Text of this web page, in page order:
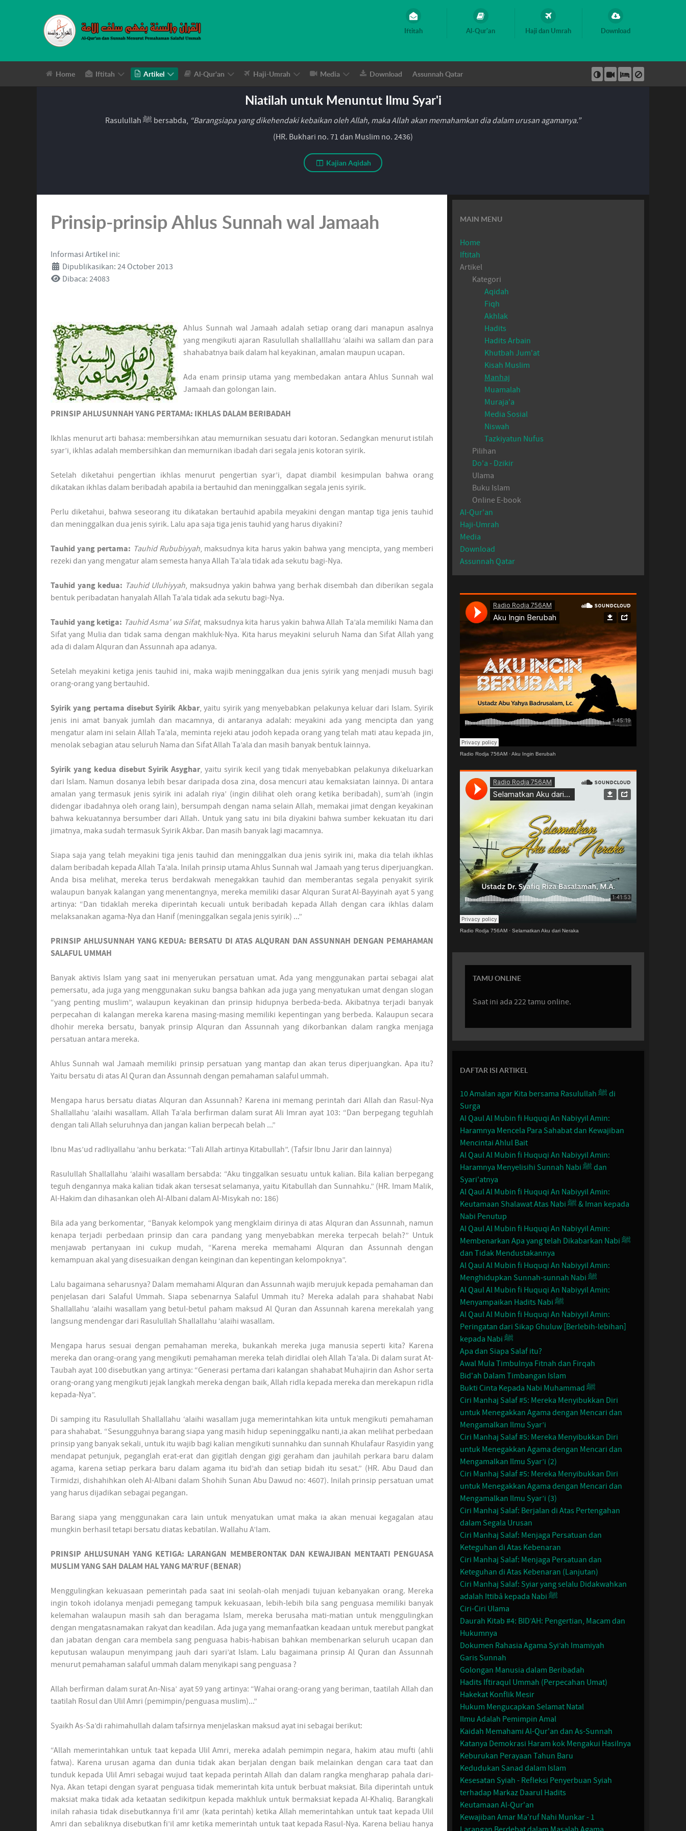
Iftitah Al-Qur'an Haji dan Umrah Download
Home Iftitah Artikel Al-Qur'an Haji-Umrah Media Download Assunnah Qatar
Niatilah untuk Menuntut Ilmu Syar'i
Rasulullah ﷺ bersabda, “Barangsiapa yang dikehendaki kebaikan oleh Allah, maka Allah akan memahamkan dia dalam urusan agamanya.”
(HR. Bukhari no. 71 dan Muslim no. 2436)
Kajian Aqidah
Prinsip-prinsip Ahlus Sunnah wal Jamaah
Informasi Artikel ini:
Dipublikasikan: 24 October 2013
Dibaca: 24083
Ahlus Sunnah wal Jamaah adalah setiap orang dari manapun asalnya
yang mengikuti ajaran Rasulullah shallalllahu ‘alaihi wa sallam dan para
shahabatnya baik dalam hal keyakinan, amalan maupun ucapan.
Ada enam prinsip utama yang membedakan antara Ahlus Sunnah wal
Jamaah dan golongan lain.
PRINSIP AHLUSUNNAH YANG PERTAMA: IKHLAS DALAM BERIBADAH
Ikhlas menurut arti bahasa: membersihkan atau memurnikan sesuatu dari kotoran. Sedangkan menurut istilah
syar’i, ikhlas adalah membersihkan dan memurnikan ibadah dari segala jenis kotoran syirik.
Setelah diketahui pengertian ikhlas menurut pengertian syar’i, dapat diambil kesimpulan bahwa orang
dikatakan ikhlas dalam beribadah apabila ia bertauhid dan meninggalkan segala jenis syirik.
Perlu diketahui, bahwa seseorang itu dikatakan bertauhid apabila meyakini dengan mantap tiga jenis tauhid
dan meninggalkan dua jenis syirik. Lalu apa saja tiga jenis tauhid yang harus diyakini?
Tauhid yang pertama: Tauhid Rububiyyah, maksudnya kita harus yakin bahwa yang mencipta, yang memberi
rezeki dan yang mengatur alam semesta hanya Allah Ta’ala tidak ada sekutu bagi-Nya.
Tauhid yang kedua: Tauhid Uluhiyyah, maksudnya yakin bahwa yang berhak disembah dan diberikan segala
bentuk peribadatan hanyalah Allah Ta’ala tidak ada sekutu bagi-Nya.
Tauhid yang ketiga: Tauhid Asma’ wa Sifat, maksudnya kita harus yakin bahwa Allah Ta’ala memiliki Nama dan
Sifat yang Mulia dan tidak sama dengan makhluk-Nya. Kita harus meyakini seluruh Nama dan Sifat Allah yang
ada di dalam Alquran dan Assunnah apa adanya.
Setelah meyakini ketiga jenis tauhid ini, maka wajib meninggalkan dua jenis syirik yang menjadi musuh bagi
orang-orang yang bertauhid.
Syirik yang pertama disebut Syirik Akbar, yaitu syirik yang menyebabkan pelakunya keluar dari Islam. Syirik
jenis ini amat banyak jumlah dan macamnya, di antaranya adalah: meyakini ada yang mencipta dan yang
mengatur alam ini selain Allah Ta’ala, meminta rejeki atau jodoh kepada orang yang telah mati atau kepada jin,
menolak sebagian atau seluruh Nama dan Sifat Allah Ta’ala dan masih banyak bentuk lainnya.
Syirik yang kedua disebut Syirik Asyghar, yaitu syirik kecil yang tidak menyebabkan pelakunya dikeluarkan
dari Islam. Namun dosanya lebih besar daripada dosa zina, dosa mencuri atau kemaksiatan lainnya. Di antara
amalan yang termasuk jenis syirik ini adalah riya’ (ingin dilihat oleh orang ketika beribadah), sum’ah (ingin
didengar ibadahnya oleh orang lain), bersumpah dengan nama selain Allah, memakai jimat dengan keyakinan
bahwa kekuatannya bersumber dari Allah. Untuk yang satu ini bila diyakini bahwa sumber kekuatan itu dari
jimatnya, maka sudah termasuk Syirik Akbar. Dan masih banyak lagi macamnya.
Siapa saja yang telah meyakini tiga jenis tauhid dan meninggalkan dua jenis syirik ini, maka dia telah ikhlas
dalam beribadah kepada Allah Ta’ala. Inilah prinsip utama Ahlus Sunnah wal Jamaah yang terus diperjuangkan.
Anda bisa melihat, mereka terus berdakwah menegakkan tauhid dan memberantas segala penyakit syirik
walaupun banyak kalangan yang menentangnya, mereka memiliki dasar Alquran Surat Al-Bayyinah ayat 5 yang
artinya: “Dan tidaklah mereka diperintah kecuali untuk beribadah kepada Allah dengan cara ikhlas dalam
melaksanakan agama-Nya dan Hanif (meninggalkan segala jenis syirik) ...”
PRINSIP AHLUSUNNAH YANG KEDUA: BERSATU DI ATAS ALQURAN DAN ASSUNNAH DENGAN PEMAHAMAN
SALAFUL UMMAH
Banyak aktivis Islam yang saat ini menyerukan persatuan umat. Ada yang menggunakan partai sebagai alat
pemersatu, ada juga yang menggunakan suku bangsa bahkan ada juga yang menyatukan umat dengan slogan
“yang penting muslim”, walaupun keyakinan dan prinsip hidupnya berbeda-beda. Akibatnya terjadi banyak
perpecahan di kalangan mereka karena masing-masing memiliki kepentingan yang berbeda. Kalaupun secara
dhohir mereka bersatu, banyak prinsip Alquran dan Assunnah yang dikorbankan dalam rangka menjaga
persatuan antara mereka.
Ahlus Sunnah wal Jamaah memiliki prinsip persatuan yang mantap dan akan terus diperjuangkan. Apa itu?
Yaitu bersatu di atas Al Quran dan Assunnah dengan pemahaman salaful ummah.
Mengapa harus bersatu diatas Alquran dan Assunnah? Karena ini memang perintah dari Allah dan Rasul-Nya
Shallallahu ‘alaihi wasallam. Allah Ta’ala berfirman dalam surat Ali Imran ayat 103: “Dan berpegang teguhlah
dengan tali Allah seluruhnya dan jangan kalian berpecah belah ...”
Ibnu Mas’ud radliyallahu ’anhu berkata: “Tali Allah artinya Kitabullah”. (Tafsir Ibnu Jarir dan lainnya)
Rasulullah Shallallahu ‘alaihi wasallam bersabda: “Aku tinggalkan sesuatu untuk kalian. Bila kalian berpegang
teguh dengannya maka kalian tidak akan tersesat selamanya, yaitu Kitabullah dan Sunnahku.” (HR. Imam Malik,
Al-Hakim dan dihasankan oleh Al-Albani dalam Al-Misykah no: 186)
Bila ada yang berkomentar, “Banyak kelompok yang mengklaim dirinya di atas Alquran dan Assunnah, namun
kenapa terjadi perbedaan prinsip dan cara pandang yang menyebabkan mereka terpecah belah?” Untuk
menjawab pertanyaan ini cukup mudah, “Karena mereka memahami Alquran dan Assunnah dengan
kemampuan akal yang disesuaikan dengan keinginan dan kepentingan kelompoknya”.
Lalu bagaimana seharusnya? Dalam memahami Alquran dan Assunnah wajib merujuk kepada pemahaman dan
penjelasan dari Salaful Ummah. Siapa sebenarnya Salaful Ummah itu? Mereka adalah para shahabat Nabi
Shallallahu ‘alaihi wasallam yang betul-betul paham maksud Al Quran dan Assunnah karena merekalah yang
langsung mendengar dari Rasulullah Shallallahu ‘alaihi wasallam.
Mengapa harus sesuai dengan pemahaman mereka, bukankah mereka juga manusia seperti kita? Karena
mereka dan orang-orang yang mengikuti pemahaman mereka telah diridlai oleh Allah Ta’ala. Di dalam surat At-
Taubah ayat 100 disebutkan yang artinya: “Generasi pertama dari kalangan shahabat Muhajirin dan Ashor serta
orang-orang yang mengikuti jejak langkah mereka dengan baik, Allah ridla kepada mereka dan merekapun ridla
kepada-Nya”.
Di samping itu Rasulullah Shallallahu ‘alaihi wasallam juga memerintahkan kita untuk mengikuti pemahaman
para shahabat. “Sesungguhnya barang siapa yang masih hidup sepeninggalku nanti,ia akan melihat perbedaan
prinsip yang banyak sekali, untuk itu wajib bagi kalian mengikuti sunnahku dan sunnah Khulafaur Rasyidin yang
mendapat petunjuk, peganglah erat-erat dan gigitlah dengan gigi geraham dan jauhilah perkara baru dalam
agama, karena setiap perkara baru dalam agama itu bid’ah dan setiap bidah itu sesat.” (HR. Abu Daud dan
Tirmidzi, dishahihkan oleh Al-Albani dalam Shohih Sunan Abu Dawud no: 4607). Inilah prinsip persatuan umat
yang harus dijadikan sebagai pegangan.
Barang siapa yang menggunakan cara lain untuk menyatukan umat maka ia akan menuai kegagalan atau
mungkin berhasil tetapi bersatu diatas kebatilan. Wallahu A’lam.
PRINSIP AHLUSUNAH YANG KETIGA: LARANGAN MEMBERONTAK DAN KEWAJIBAN MENTAATI PENGUASA
MUSLIM YANG SAH DALAM HAL YANG MA’RUF (BENAR)
Menggulingkan kekuasaan pemerintah pada saat ini seolah-olah menjadi tujuan kebanyakan orang. Mereka
ingin tokoh idolanya menjadi pemegang tampuk kekuasaan, lebih-lebih bila sang penguasa memiliki banyak
kelemahan walaupun masih sah dan beragama Islam, mereka berusaha mati-matian untuk menggulingkan
dengan mengatasnamakan rakyat dan keadilan. Ada juga yang memanfaatkan keadaan untuk merebut pangkat
dan jabatan dengan cara membela sang penguasa habis-habisan bahkan membenarkan seluruh ucapan dan
keputusan walaupun menyimpang jauh dari syari’at Islam. Lalu bagaimana prinsip Al Quran dan Assunnah
menurut pemahaman salaful ummah dalam menyikapi sang penguasa ?
Allah berfirman dalam surat An-Nisa’ ayat 59 yang artinya: “Wahai orang-orang yang beriman, taatilah Allah dan
taatilah Rosul dan Ulil Amri (pemimpin/penguasa muslim)...”
Syaikh As-Sa’di rahimahullah dalam tafsirnya menjelaskan maksud ayat ini sebagai berikut:
“Allah memerintahkan untuk taat kepada Ulil Amri, mereka adalah pemimpin negara, hakim atau mufti (ahli
fatwa). Karena urusan agama dan dunia tidak akan berjalan dengan baik melainkan dengan cara taat dan
tunduk kepada Ulil Amri sebagai wujud taat kepada perintah Allah dan dalam rangka mengharap pahala dari-
Nya. Akan tetapi dengan syarat penguasa tidak memerintah kita untuk berbuat maksiat. Bila diperintah untuk
maksiat maka tidak ada ketaatan sedikitpun kepada makhluk untuk bermaksiat kepada Al-Khaliq. Barangkali
inilah rahasia tidak disebutkannya fi’il amr (kata perintah) ketika Allah memerintahkan untuk taat kepada Ulil
Amri dan sebaliknya disebutkan fi’il amr ketika memerintah untuk taat kepada Rasul-Nya. Karena beliau hanya
MAIN MENU
Home
Iftitah
Artikel
Kategori
Aqidah
Fiqh
Akhlak
Hadits
Hadits Arbain
Khutbah Jum'at
Kisah Muslim
Manhaj
Muamalah
Muraja'a
Media Sosial
Niswah
Tazkiyatun Nufus
Pilihan
Do'a - Dzikir
Ulama
Buku Islam
Online E-book
Al-Qur'an
Haji-Umrah
Media
Download
Assunnah Qatar
Radio Rodja 756AM ·Aku Ingin Berubah
Radio Rodja 756AM · Selamatkan Aku dari Neraka
TAMU ONLINE
Saat ini ada 222 tamu online.
DAFTAR ISI ARTIKEL
10 Amalan agar Kita bersama Rasulullah ﷺ di
Surga
Al Qaul Al Mubin fi Huquqi An Nabiyyil Amin:
Haramnya Mencela Para Sahabat dan Kewajiban
Mencintai Ahlul Bait
Al Qaul Al Mubin fi Huquqi An Nabiyyil Amin:
Haramnya Menyelisihi Sunnah Nabi ﷺ dan
Syari'atnya
Al Qaul Al Mubin fi Huquqi An Nabiyyil Amin:
Keutamaan Shalawat Atas Nabi ﷺ & Iman kepada
Nabi Penutup
Al Qaul Al Mubin fi Huquqi An Nabiyyil Amin:
Membenarkan Apa yang telah Dikabarkan Nabi ﷺ
dan Tidak Mendustakannya
Al Qaul Al Mubin fi Huquqi An Nabiyyil Amin:
Menghidupkan Sunnah-sunnah Nabi ﷺ
Al Qaul Al Mubin fi Huquqi An Nabiyyil Amin:
Menyampaikan Hadits Nabi ﷺ
Al Qaul Al Mubin fi Huquqi An Nabiyyil Amin:
Peringatan dari Sikap Ghuluw [Berlebih-lebihan]
kepada Nabi ﷺ
Apa dan Siapa Salaf itu?
Awal Mula Timbulnya Fitnah dan Firqah
Bid'ah Dalam Timbangan Islam
Bukti Cinta Kepada Nabi Muhammad ﷺ
Ciri Manhaj Salaf #5: Mereka Menyibukkan Diri
untuk Menegakkan Agama dengan Mencari dan
Mengamalkan Ilmu Syar’i
Ciri Manhaj Salaf #5: Mereka Menyibukkan Diri
untuk Menegakkan Agama dengan Mencari dan
Mengamalkan Ilmu Syar’i (2)
Ciri Manhaj Salaf #5: Mereka Menyibukkan Diri
untuk Menegakkan Agama dengan Mencari dan
Mengamalkan Ilmu Syar’i (3)
Ciri Manhaj Salaf: Berjalan di Atas Pertengahan
dalam Segala Urusan
Ciri Manhaj Salaf: Menjaga Persatuan dan
Keteguhan di Atas Kebenaran
Ciri Manhaj Salaf: Menjaga Persatuan dan
Keteguhan di Atas Kebenaran (Lanjutan)
Ciri Manhaj Salaf: Syiar yang selalu Didakwahkan
adalah Ittibâ kepada Nabi ﷺ
Ciri-Ciri Ulama
Daurah Kitab #4: BID’AH: Pengertian, Macam dan
Hukumnya
Dokumen Rahasia Agama Syi’ah Imamiyah
Garis Sunnah
Golongan Manusia dalam Beribadah
Hadits Iftiraqul Ummah (Perpecahan Umat)
Hakekat Konflik Mesir
Hukum Mengucapkan Selamat Natal
Ilmu Adalah Pemimpin Amal
Kaidah Memahami Al-Qur'an dan As-Sunnah
Katanya Demokrasi Haram kok Mengakui Hasilnya
Keburukan Perayaan Tahun Baru
Kedudukan Sanad dalam Islam
Kesesatan Syiah - Refleksi Penyerbuan Syiah
terhadap Markaz Daarul Hadits
Keutamaan Al-Qur'an
Kewajiban Amar Ma'ruf Nahi Munkar - 1